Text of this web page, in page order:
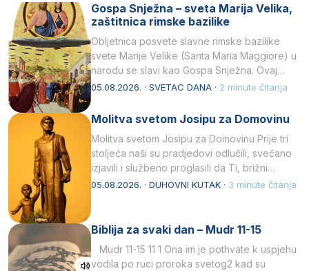
Gospa Snježna – sveta Marija Velika,
zaštitnica rimske bazilike
Obljetnica posvete slavne rimske bazilike
svete Marije Velike (Santa Maria Maggiore) u
narodu se slavi kao Gospa Snježna. Ovaj
naziv, Sancta Maria…
05.08.2026. · SVETAC DANA · 2 minute čitanja
Molitva svetom Josipu za Domovinu
Molitva svetom Josipu za Domovinu Prije tri
stoljeća naši su pradjedovi odlučili, svečano
izjavili i službeno proglasili da Ti, brižni
Poočime Isusov,…
05.08.2026. · DUHOVNI KUTAK · 3 minute čitanja
Biblija za svaki dan – Mudr 11-15
Mudr 11-15 11 1 Ona im je pothvate k uspjehu
vodila po ruci proroka svetog2 kad su